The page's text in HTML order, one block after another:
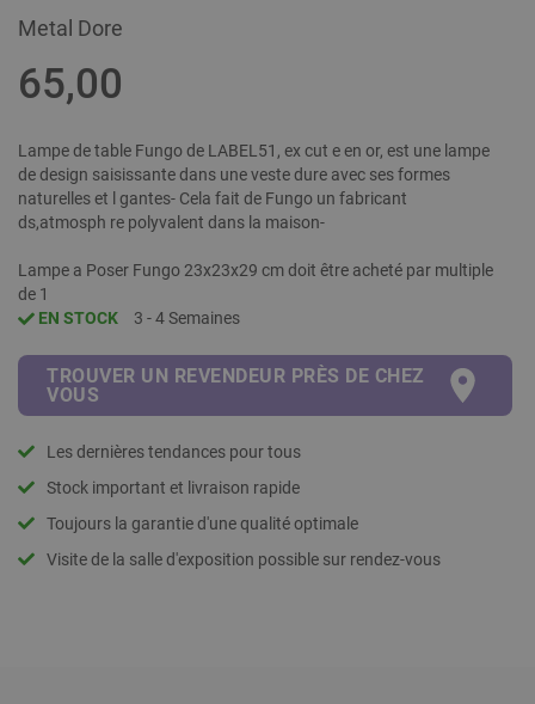
the
gallery
Metal Dore
65,00
Lampe de table Fungo de LABEL51, ex cut e en or, est une lampe
de design saisissante dans une veste dure avec ses formes
naturelles et l gantes- Cela fait de Fungo un fabricant
ds,atmosph re polyvalent dans la maison-
Lampe a Poser Fungo 23x23x29 cm doit être acheté par multiple
de 1
EN STOCK
3 - 4 Semaines
TROUVER UN REVENDEUR PRÈS DE CHEZ
VOUS
Les dernières tendances pour tous
Stock important et livraison rapide
Toujours la garantie d'une qualité optimale
Visite de la salle d'exposition possible sur rendez-vous